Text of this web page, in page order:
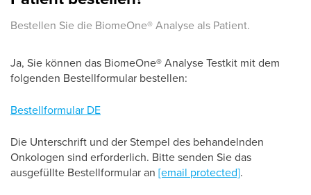
Bestellen Sie die BiomeOne® Analyse als Patient.
Ja, Sie können das BiomeOne®Analyse Testkit mit dem
folgenden Bestellformular bestellen:
Bestellformular DE
Die Unterschrift und der Stempel des behandelnden
Onkologen sind erforderlich. Bitte senden Sie das
ausgefüllte Bestellformular an [email protected].